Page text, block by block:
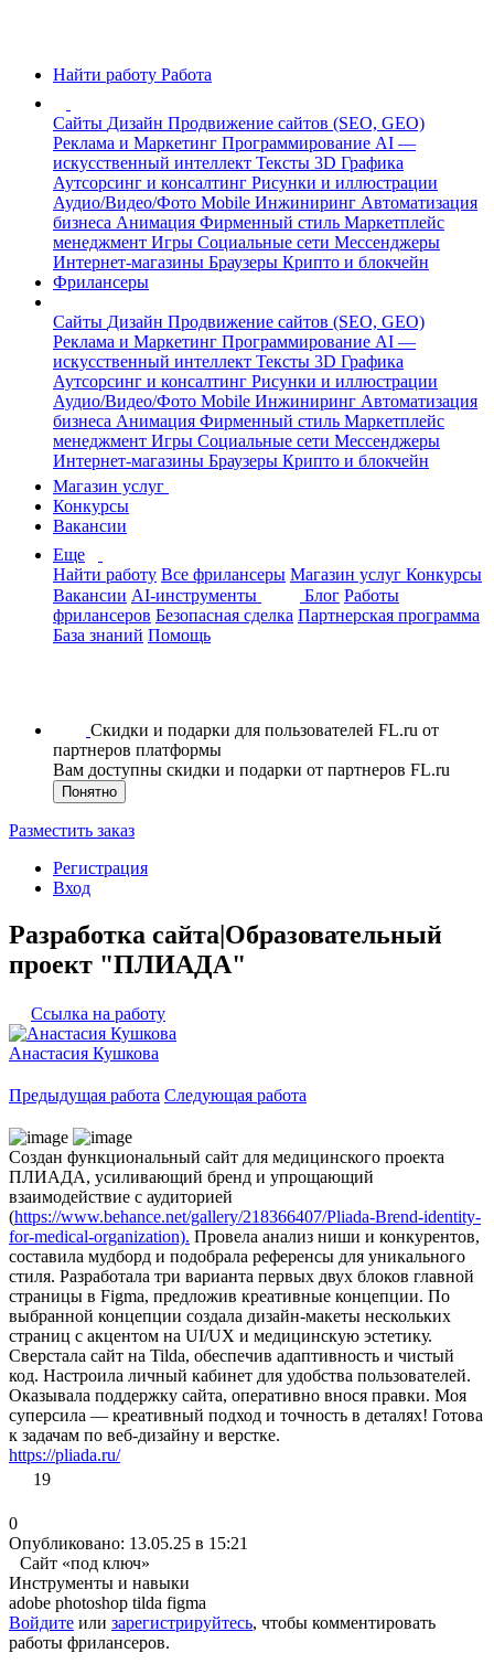
Найти работу Работа
Сайты Дизайн Продвижение сайтов (SEO, GEO)
Реклама и Маркетинг Программирование AI —
искусственный интеллект Тексты 3D Графика
Аутсорсинг и консалтинг Рисунки и иллюстрации
Аудио/Видео/Фото Mobile Инжиниринг Автоматизация
бизнеса Анимация Фирменный стиль Маркетплейс
менеджмент Игры Социальные сети Мессенджеры
Интернет-магазины Браузеры Крипто и блокчейн
Фрилансеры
Сайты Дизайн Продвижение сайтов (SEO, GEO)
Реклама и Маркетинг Программирование AI —
искусственный интеллект Тексты 3D Графика
Аутсорсинг и консалтинг Рисунки и иллюстрации
Аудио/Видео/Фото Mobile Инжиниринг Автоматизация
бизнеса Анимация Фирменный стиль Маркетплейс
менеджмент Игры Социальные сети Мессенджеры
Интернет-магазины Браузеры Крипто и блокчейн
Магазин услуг
Конкурсы
Вакансии
Еще
Найти работу Все фрилансеры Магазин услуг Конкурсы
Вакансии AI-инструменты Блог Работы
фрилансеров Безопасная сделка Партнерская программа
База знаний Помощь
Скидки и подарки для пользователей FL.ru от
партнеров платформы
Вам доступны скидки и подарки от партнеров FL.ru
Понятно
Разместить заказ
Регистрация
Вход
Разработка сайта|Образовательный
проект "ПЛИАДА"
Ссылка на работу
Анастасия Кушкова
Предыдущая работа Следующая работа
Создан функциональный сайт для медицинского проекта
ПЛИАДА, усиливающий бренд и упрощающий
взаимодействие с аудиторией
(https://www.behance.net/gallery/218366407/Pliada-Brend-identity-
for-medical-organization). Провела анализ ниши и конкурентов,
составила мудборд и подобрала референсы для уникального
стиля. Разработала три варианта первых двух блоков главной
страницы в Figma, предложив креативные концепции. По
выбранной концепции создала дизайн-макеты нескольких
страниц с акцентом на UI/UX и медицинскую эстетику.
Сверстала сайт на Tilda, обеспечив адаптивность и чистый
код. Настроила личный кабинет для удобства пользователей.
Оказывала поддержку сайта, оперативно внося правки. Моя
суперсила — креативный подход и точность в деталях! Готова
к задачам по веб-дизайну и верстке.
https://pliada.ru/
19
0
Опубликовано: 13.05.25 в 15:21
Сайт «под ключ»
Инструменты и навыки
adobe photoshop tilda figma
Войдите или зарегистрируйтесь, чтобы комментировать
работы фрилансеров.